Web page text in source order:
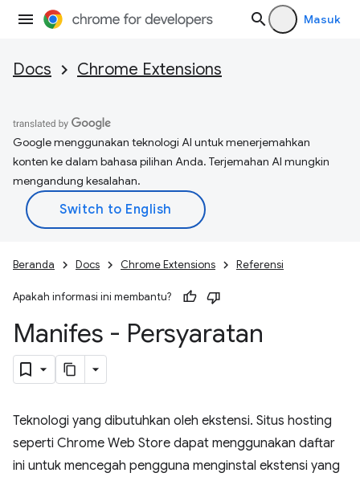
Masuk
Docs Chrome Extensions
Google menggunakan teknologi AI untuk menerjemahkan
konten ke dalam bahasa pilihan Anda. Terjemahan AI mungkin
mengandung kesalahan.
Beranda Docs Chrome Extensions Referensi
Apakah informasi ini membantu?
Manifes - Persyaratan
Teknologi yang dibutuhkan oleh ekstensi. Situs hosting
seperti Chrome Web Store dapat menggunakan daftar
ini untuk mencegah pengguna menginstal ekstensi yang